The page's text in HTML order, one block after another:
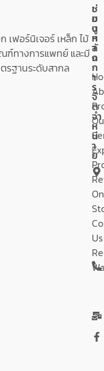
เฟอร์นิเจอร์ เหล็ก ไม้
ฑ์ทางการแพทย์ และมี
รฐานระดับสากล
เ
ม
นู
ห
ลั
ก
Us
ช่
อ
ง
ท
า
ง
ก
า
ร
จั
ด
จำ
ห
น่
า
ย